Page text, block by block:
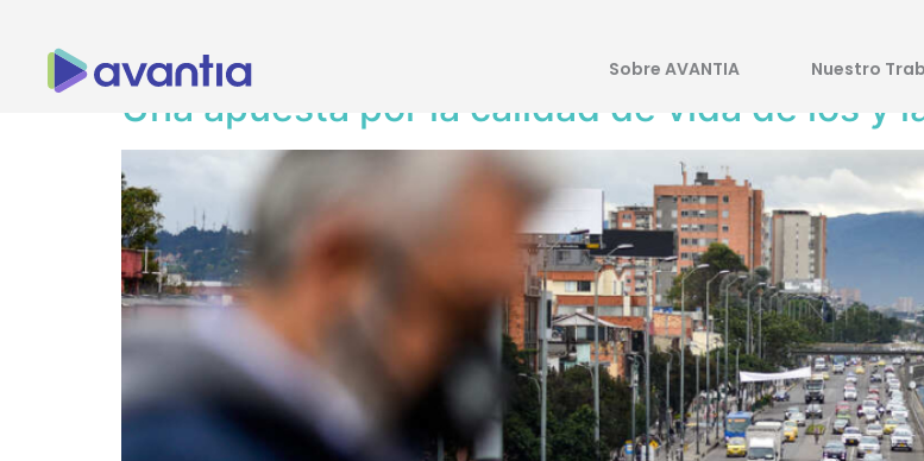
Sobre AVANTIA Nuestro
Una apuesta por la calidad de vida de los y